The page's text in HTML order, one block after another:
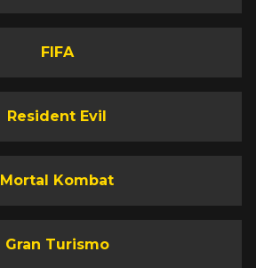
FIFA
Resident Evil
Mortal Kombat
Gran Turismo